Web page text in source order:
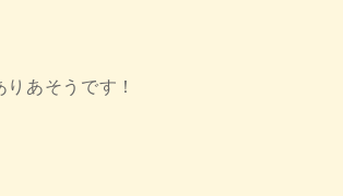
あそうです！